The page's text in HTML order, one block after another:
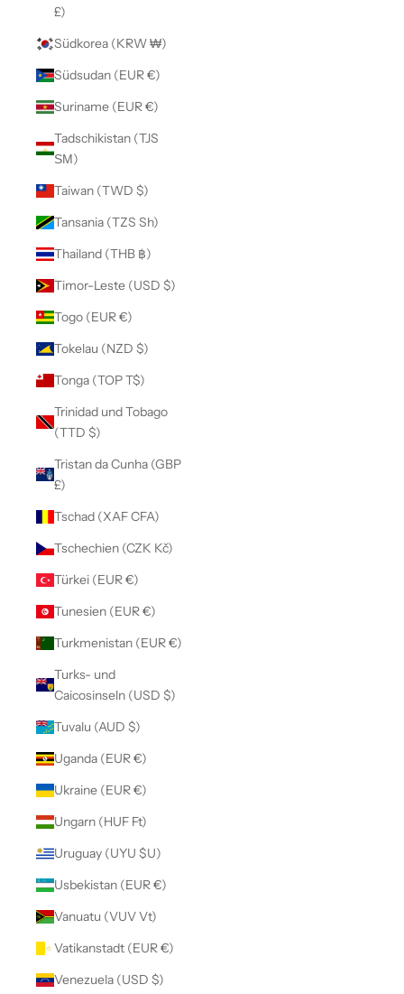
£)
Südkorea (KRW ₩)
Südsudan (EUR €)
Suriname (EUR €)
Tadschikistan (TJS
ЅМ)
Taiwan (TWD $)
Tansania (TZS Sh)
Thailand (THB ฿)
Timor-Leste (USD $)
Togo (EUR €)
Tokelau (NZD $)
Tonga (TOP T$)
Trinidad und Tobago
(TTD $)
Tristan da Cunha (GBP
£)
Tschad (XAF CFA)
Tschechien (CZK Kč)
Türkei (EUR €)
Tunesien (EUR €)
Turkmenistan (EUR €)
Turks- und
Caicosinseln (USD $)
Tuvalu (AUD $)
Uganda (EUR €)
Ukraine (EUR €)
Ungarn (HUF Ft)
Uruguay (UYU $U)
Usbekistan (EUR €)
Vanuatu (VUV Vt)
Vatikanstadt (EUR €)
Venezuela (USD $)